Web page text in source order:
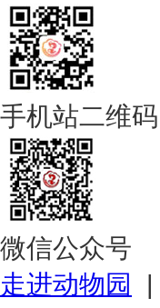
手机站二维码
微信公众号
走进动物园 |